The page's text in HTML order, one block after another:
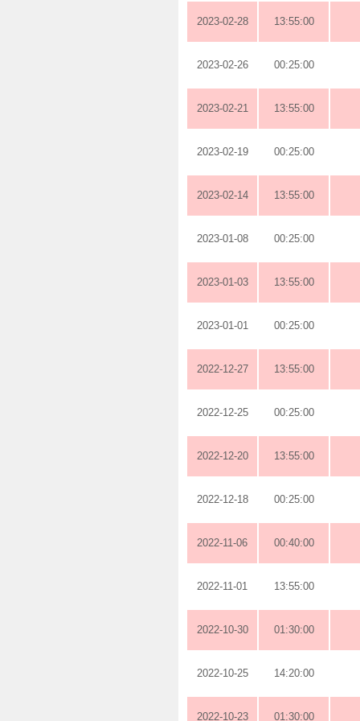
2023-02-28 13:55:00
2023-02-26 00:25:00
2023-02-21 13:55:00
2023-02-19 00:25:00
2023-02-14 13:55:00
2023-01-08 00:25:00
2023-01-03 13:55:00
2023-01-01 00:25:00
2022-12-27 13:55:00
2022-12-25 00:25:00
2022-12-20 13:55:00
2022-12-18 00:25:00
2022-11-06 00:40:00
2022-11-01 13:55:00
2022-10-30 01:30:00
2022-10-25 14:20:00
2022-10-23 01:30:00